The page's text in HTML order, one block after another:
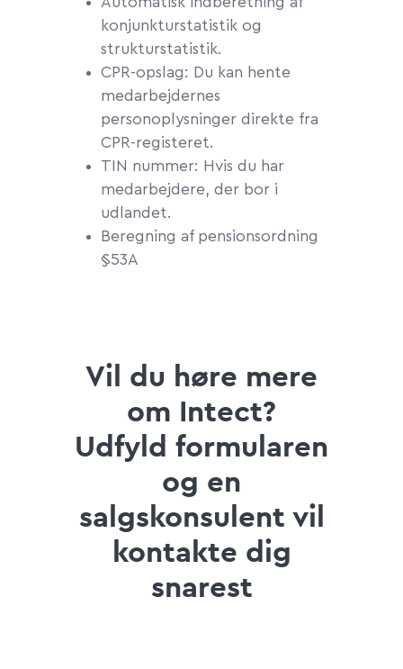
konjunkturstatistik og
strukturstatistik.
CPR-opslag: Du kan hente
medarbejdernes
personoplysninger direkte fra
CPR-registeret.
TIN nummer: Hvis du har
medarbejdere, der bor i
udlandet.
Beregning af pensionsordning
§53A
Vil du høre mere
om Intect?
Udfyld formularen
og en
salgskonsulent vil
kontakte dig
snarest